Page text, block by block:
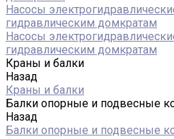
Насосы
гидравлическим домкратам
Насосы
гидравлическим домкратам
Краны и балки
Назад
Краны и балки
Балки опорные и подвесные
Назад
Балки опорные и подвесные